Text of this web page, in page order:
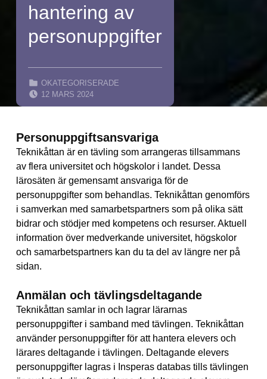
hantering av
personuppgifter
CATEGORIZED IN:
OKATEGORISERADE
POSTED ON:
12 MARS 2024
Personuppgiftsansvariga
Teknikåttan är en tävling som arrangeras tillsammans
av flera universitet och högskolor i landet. Dessa
lärosäten är gemensamt ansvariga för de
personuppgifter som behandlas. Teknikåttan genomförs
i samverkan med samarbetspartners som på olika sätt
bidrar och stödjer med kompetens och resurser. Aktuell
information över medverkande universitet, högskolor
och samarbetspartners kan du ta del av längre ner på
sidan.
Anmälan och tävlingsdeltagande
Teknikåttan samlar in och lagrar lärarnas
personuppgifter i samband med tävlingen. Teknikåttan
använder personuppgifter för att hantera elevers och
lärares deltagande i tävlingen. Deltagande elevers
personuppgifter lagras i Insperas databas tills tävlingen